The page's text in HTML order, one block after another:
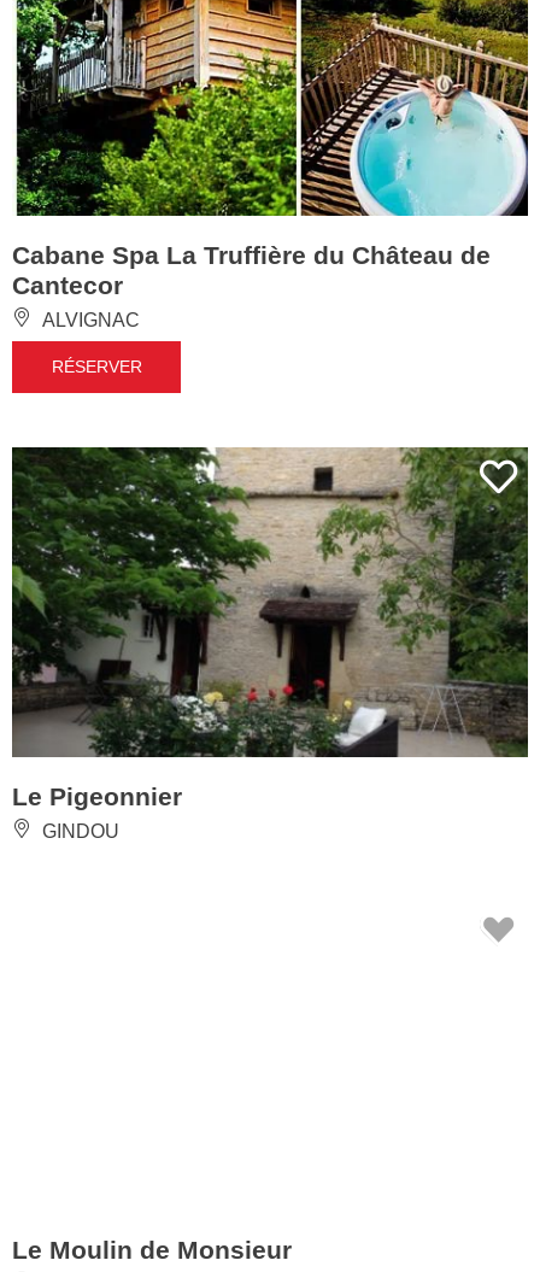
Cabane Spa La Truffière du Château de
Cantecor
ALVIGNAC
RÉSERVER
Le Pigeonnier
GINDOU
Le Moulin de Monsieur